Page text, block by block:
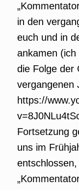
in den
euch und in
ankamen
die Folge der
vergangenen
https://
Fortsetzung
uns im
entschlossen,